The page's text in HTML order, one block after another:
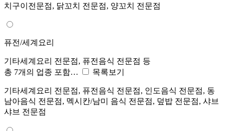
치구이전문점, 닭꼬치 전문점, 양꼬치 전문점
퓨전/세계요리
기타세계요리 전문점, 퓨전음식 전문점 등
총 7개의 업종 포함…
목록보기
기타세계요리 전문점, 퓨전음식 전문점, 인도음식 전문점, 동
남아음식 전문점, 멕시칸/남미 음식 전문점, 덮밥 전문점, 샤브
샤브 전문점